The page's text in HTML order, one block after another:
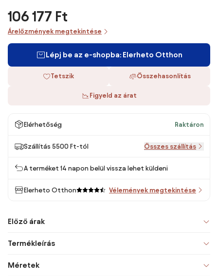
106 177 Ft
Árelőzmények megtekintése
Lépj be az e-shopba: Elerheto Otthon
Tetszik Összehasonlítás
Figyeld az árat
Elérhetőség Raktáron
Szállítás 5500 Ft-tól Összes szállítás
A terméket 14 napon belül vissza lehet küldeni
Elerheto Otthon Vélemények megtekintése
Előző árak
Termékleírás
Méretek